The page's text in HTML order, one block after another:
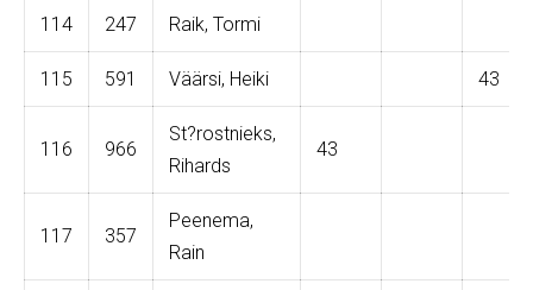
114 247 Raik, Tormi
115 591 Väärsi, Heiki 43
116 966
St?rostnieks,
Rihards
43
117 357
Peenema,
Rain